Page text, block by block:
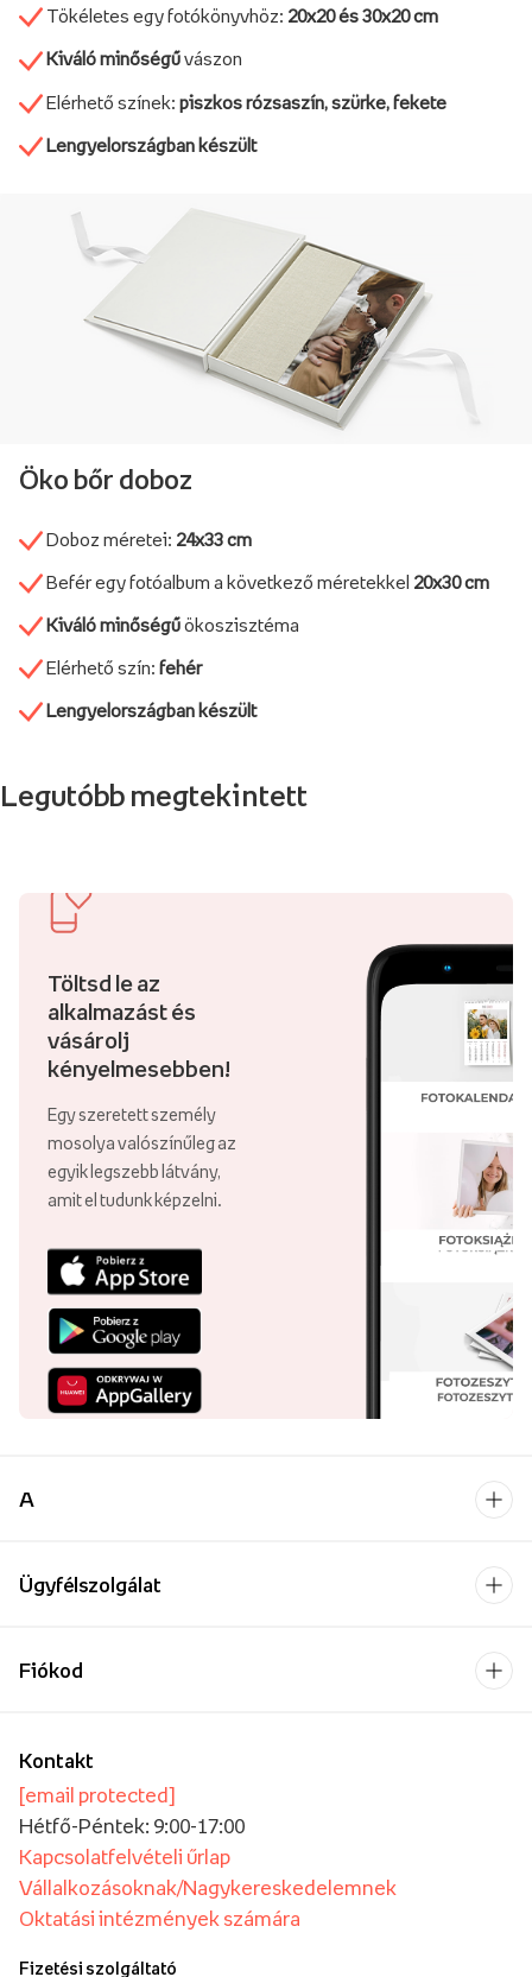
Tökéletes egy fotókönyvhöz: 20x20 és 30x20 cm
Kiváló minőségűvászon
Elérhető színek: piszkos rózsaszín, szürke, fekete
Lengyelországban készült
Öko bőr doboz
Doboz méretei: 24x33 cm
Befér egy fotóalbum a következő méretekkel 20x30 cm
Kiváló minőségűökoszisztéma
Elérhető szín: fehér
Lengyelországban készült
Legutóbb megtekintett
Töltsd le az
alkalmazást és
vásárolj
kényelmesebben!
Egy szeretett személy
mosolya valószínűleg az
egyik legszebb látvány,
amit el tudunk képzelni.
A
Ügyfélszolgálat
Kontakt
[email protected]
Hétfő-Péntek: 9:00-17:00
Kapcsolatfelvételi űrlap
Vállalkozásoknak/Nagykereskedelemnek
Oktatási intézmények számára
Fizetési szolgáltató
Fiókod